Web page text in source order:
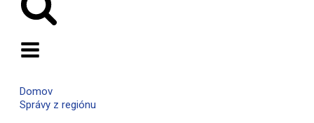
Domov
Správy z regiónu